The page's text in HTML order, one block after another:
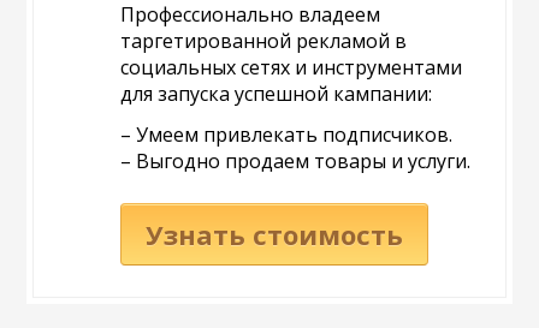
Профессионально владеем
таргетированной рекламой в
социальных сетях и инструментами
для запуска успешной кампании:
– Умеем привлекать подписчиков.
– Выгодно продаем товары и услуги.
Узнать стоимость